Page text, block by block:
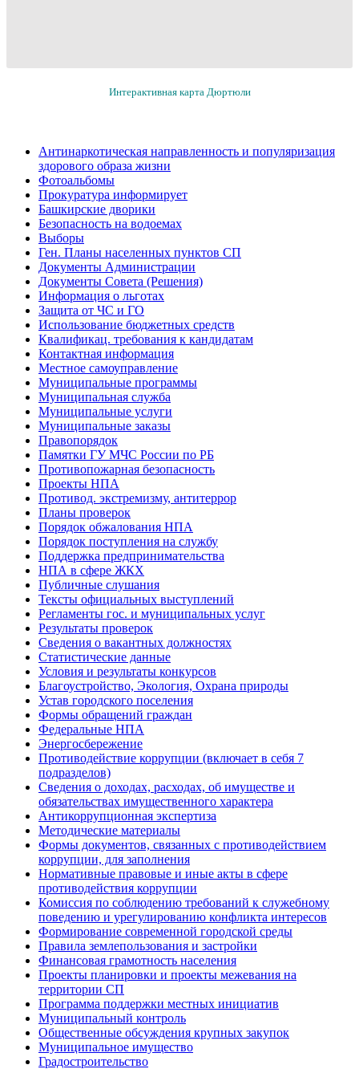
Интерактивная карта Дюртюли
Антинаркотическая направленность и популяризация
здорового образа жизни
Фотоальбомы
Прокуратура информирует
Башкирские дворики
Безопасность на водоемах
Выборы
Ген. Планы населенных пунктов СП
Документы Администрации
Документы Совета (Решения)
Информация о льготах
Защита от ЧС и ГО
Использование бюджетных средств
Квалификац. требования к кандидатам
Контактная информация
Местное самоуправление
Муниципальные программы
Муниципальная служба
Муниципальные услуги
Муниципальные заказы
Правопорядок
Памятки ГУ МЧС России по РБ
Противопожарная безопасность
Проекты НПА
Противод. экстремизму, антитеррор
Планы проверок
Порядок обжалования НПА
Порядок поступления на службу
Поддержка предпринимательства
НПА в сфере ЖКХ
Публичные слушания
Тексты официальных выступлений
Регламенты гос. и муниципальных услуг
Результаты проверок
Сведения о вакантных должностях
Статистические данные
Условия и результаты конкурсов
Благоустройство, Экология, Охрана природы
Устав городского поселения
Формы обращений граждан
Федеральные НПА
Энергосбережение
Противодействие коррупции (включает в себя 7
подразделов)
Сведения о доходах, расходах, об имуществе и
обязательствах имущественного характера
Антикоррупционная экспертиза
Методические материалы
Формы документов, связанных с противодействием
коррупции, для заполнения
Нормативные правовые и иные акты в сфере
противодействия коррупции
Комиссия по соблюдению требований к служебному
поведению и урегулированию конфликта интересов
Формирование современной городской среды
Правила землепользования и застройки
Финансовая грамотность населения
Проекты планировки и проекты межевания на
территории СП
Программа поддержки местных инициатив
Муниципальный контроль
Общественные обсуждения крупных закупок
Муниципальное имущество
Градостроительство